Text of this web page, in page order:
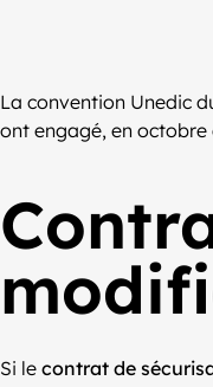
La convention Unedic
ont engagé, en
Si le contrat de